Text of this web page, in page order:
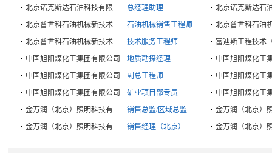
北京诺克斯达石油科技有限公司
总经理助理
北京普世科石油机械新技术有限公司
石油机械销售工程师
北京普世科石油机械新技术有限公司
技术服务工程师
中国旭阳煤化工集团有限公司
地质勘探经理
中国旭阳煤化工
中国旭阳煤化工集团有限公司
副总工程师
中国旭阳煤化工
中国旭阳煤化工集团有限公司
矿业项目部专员
中国旭阳煤化工
金万润（北京）照明科技有限公司
销售总监/区域总监
金万润（北京）照明科技有限公司
销售经理（北京）